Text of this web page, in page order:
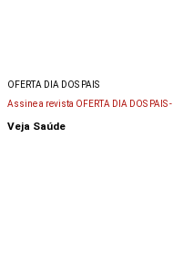
OFERTA DIA DOS PAIS
Assine a revista OFERTA DIA DOS PAIS -
Veja Saúde